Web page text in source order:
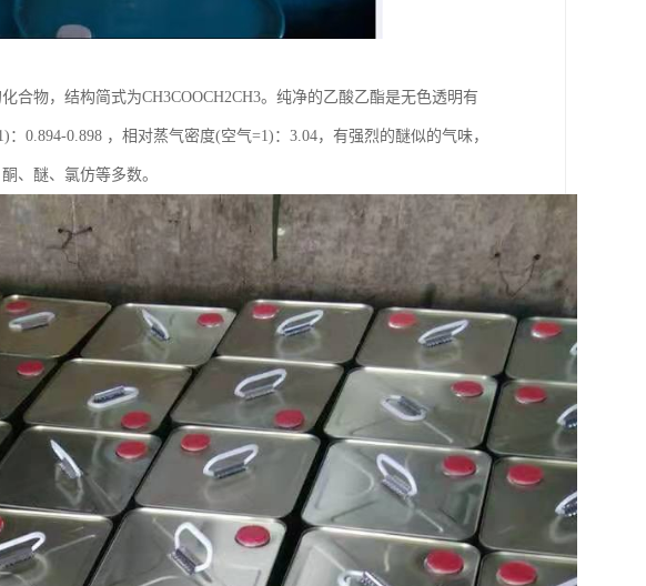
物，结构简式为CH3COOCH2CH3。纯净的乙酸乙酯是无色透明有
0.898 ，相对蒸气密度(空气=1)：3.04，有强烈的醚似的气味，
、醚、氯仿等多数。